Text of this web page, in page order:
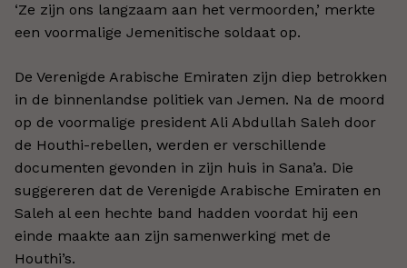
‘Ze zijn ons langzaam aan het vermoorden,’ merkte
een voormalige Jemenitische soldaat op.
De Verenigde Arabische Emiraten zijn diep betrokken
in de binnenlandse politiek van Jemen. Na de moord
op de voormalige president Ali Abdullah Saleh door
de Houthi-rebellen, werden er verschillende
documenten gevonden in zijn huis in Sana’a. Die
suggereren dat de Verenigde Arabische Emiraten en
Saleh al een hechte band hadden voordat hij een
einde maakte aan zijn samenwerking met de
Houthi’s.